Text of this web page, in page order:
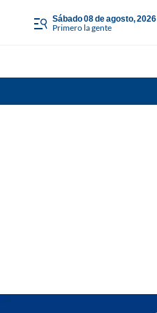
sábado 08 de agosto, 2026
Primero la gente